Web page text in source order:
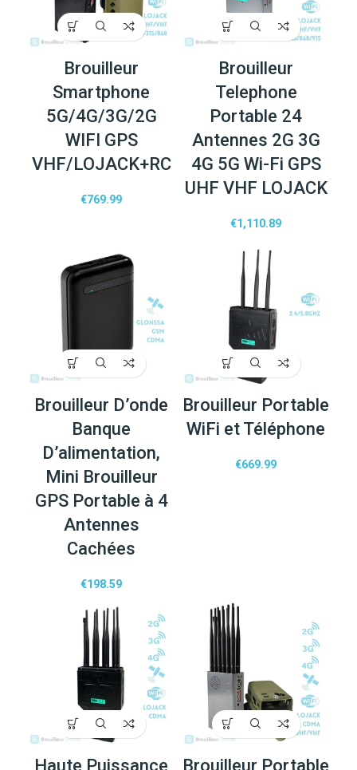
Brouilleur
Smartphone
5G/4G/3G/2G
WIFI GPS
VHF/LOJACK+RC
€769.99
Brouilleur
Telephone
Portable 24
Antennes 2G 3G
4G 5G Wi-Fi GPS
UHF VHF LOJACK
€1,110.89
Brouilleur D’onde
Banque
D’alimentation,
Mini Brouilleur
GPS Portable à 4
Antennes
Cachées
€198.59
Brouilleur Portable
WiFi et Téléphone
€669.99
Haute Puissance Brouilleur Portable